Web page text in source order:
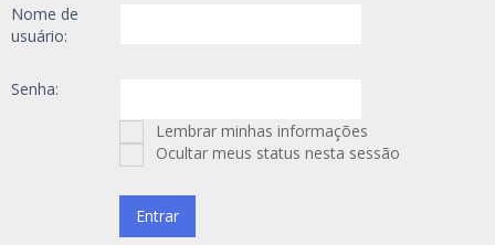
Nome de
usuário:
Senha:
Lembrar minhas informações
Ocultar meus status nesta sessão